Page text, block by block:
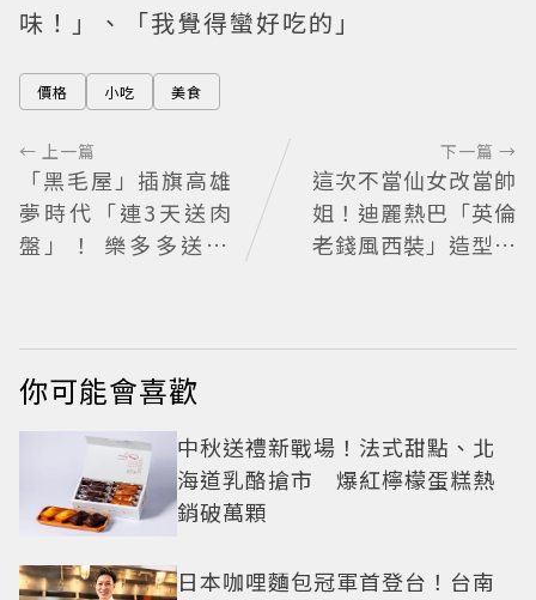
味！」、「我覺得蠻好吃的」
價格 小吃 美食
← 上一篇
「黑毛屋」插旗高雄
夢時代「連3天送肉
盤」！ 樂多多送40
下一篇 →
這次不當仙女改當帥
姐！迪麗熱巴「英倫
老錢風西裝」造型帥
你可能會喜歡
中秋送禮新戰場！法式甜點、北
海道乳酪搶市 爆紅檸檬蛋糕熱
銷破萬顆
日本咖哩麵包冠軍首登台！台南